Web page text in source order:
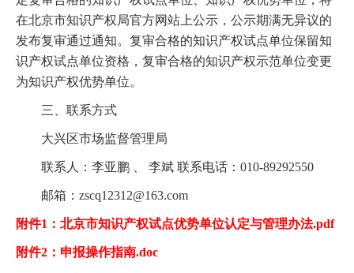
在北京市知识产权局官方网站上公示，公示期满无异议的
发布复审通过通知。复审合格的知识产权试点单位保留知
识产权试点单位资格，复审合格的知识产权示范单位变更
为知识产权优势单位。
三、联系方式
大兴区市场监督管理局
联系人：李亚鹏 、 李斌 联系电话：010-89292550
邮箱：zscq12312@163.com
附件1：北京市知识产权试点优势单位认定与管理办法.pdf
附件2：申报操作指南.doc